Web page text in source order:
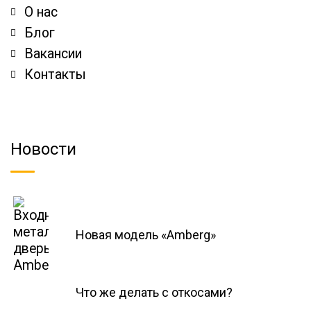
О нас
Блог
Вакансии
Контакты
Новости
Новая модель «Amberg»
Что же делать с откосами?